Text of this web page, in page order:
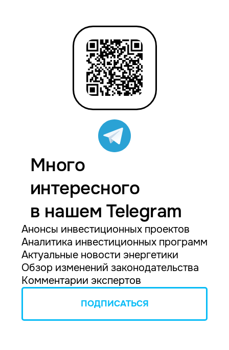
Много
интересного
в нашем Telegram
Анонсы инвестиционных проектов
Аналитика инвестиционных программ
Актуальные новости энергетики
Обзор изменений законодательства
Комментарии экспертов
ПОДПИСАТЬСЯ